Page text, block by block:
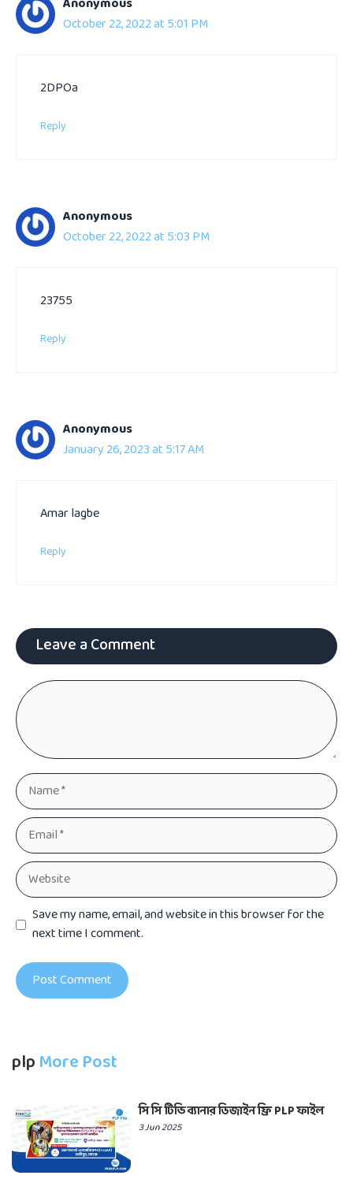
October 22, 2022 at 5:01 PM
2DPOa
Reply
Anonymous
October 22, 2022 at 5:03 PM
23755
Reply
Anonymous
January 26, 2023 at 5:17 AM
Amar lagbe
Reply
Leave a Comment
Comment
Name
Email
Website
Save my name, email, and website in this browser for the
next time I comment.
plpMore Post
সি সি টিভি ব্যানার ডিজাইন ফ্রি PLP ফাইল
3 Jun 2025